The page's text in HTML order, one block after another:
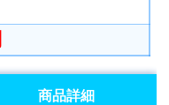
商品詳細